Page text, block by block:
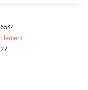
6544
Element
27